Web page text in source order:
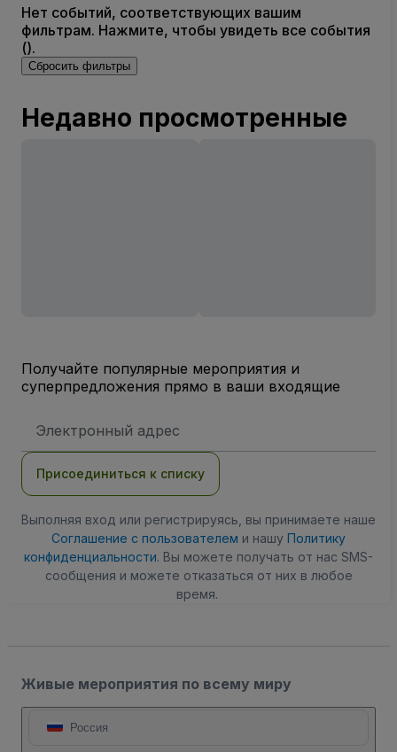
Нет событий, соответствующих вашим
фильтрам. Нажмите, чтобы увидеть все события
().
Сбросить фильтры
Недавно просмотренные
Получайте популярные мероприятия и
суперпредложения прямо в ваши входящие
электронной
Присоединиться к списку
Выполняя вход или регистрируясь, вы принимаете наше
Соглашение с пользователем и нашу Политику
конфиденциальности. Вы можете получать от нас SMS-
сообщения и можете отказаться от них в любое
время.
Живые мероприятия по всему миру
Россия